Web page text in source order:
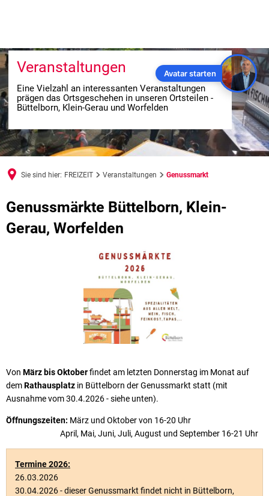
Veranstaltungen
Eine Vielzahl an interessanten Veranstaltungen
prägen das Ortsgeschehen in unseren Ortsteilen -
Büttelborn, Klein-Gerau und Worfelden
Sie sind hier: FREIZEIT Veranstaltungen Genussmarkt
Genussmarkt
Genussmärkte Büttelborn, Klein-
Gerau, Worfelden
Von März bis Oktoberfindet am letzten Donnerstag im Monat auf
demRathausplatz in Büttelborn der Genussmarkt statt (mit
Ausnahme vom 30.4.2026 - siehe unten).
Öffnungszeiten: März und Oktober von 16-20 Uhr
April, Mai, Juni, Juli, August und September 16-21 Uhr
Termine 2026:
26.03.2026
30.04.2026 - dieser Genussmarkt findet nicht in Büttelborn,
Avatar starten